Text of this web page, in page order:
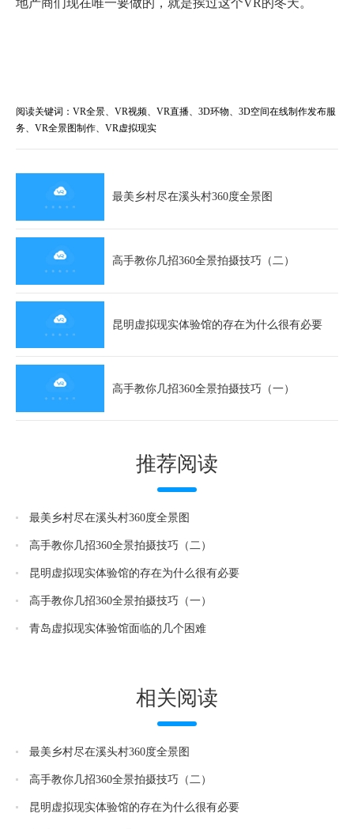
地产商们现在唯一要做的，就是挨过这个VR的冬天。
阅读关键词：VR全景、VR视频、VR直播、3D环物、3D空间在线制作发布服
务、VR全景图制作、VR虚拟现实
最美乡村尽在溪头村360度全景图
高手教你几招360全景拍摄技巧（二）
昆明虚拟现实体验馆的存在为什么很有必要
高手教你几招360全景拍摄技巧（一）
推荐阅读
最美乡村尽在溪头村360度全景图
高手教你几招360全景拍摄技巧（二）
昆明虚拟现实体验馆的存在为什么很有必要
高手教你几招360全景拍摄技巧（一）
青岛虚拟现实体验馆面临的几个困难
相关阅读
最美乡村尽在溪头村360度全景图
高手教你几招360全景拍摄技巧（二）
昆明虚拟现实体验馆的存在为什么很有必要